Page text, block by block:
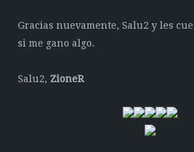
Gracias nuevamente, Salu2 y les
si me gano algo.
Salu2, ZioneR